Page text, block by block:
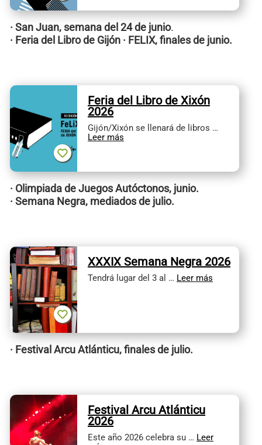
· San Juan, semana del 24 de junio.
· Feria del Libro de Gijón · FELIX, finales de junio.
Feria del Libro de Xixón
2026
Gijón/Xixón se llenará de libros …
Leer más
· Olimpiada de Juegos Autóctonos, junio.
· Semana Negra, mediados de julio.
XXXIX Semana Negra 2026
Tendrá lugar del 3 al … Leer más
· Festival Arcu Atlánticu, finales de julio.
Festival Arcu Atlánticu
2026
Este año 2026 celebra su … Leer